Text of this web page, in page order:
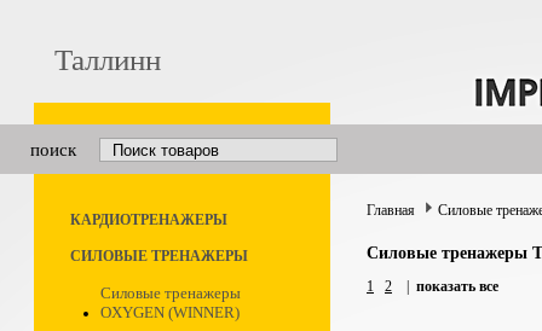
Таллинн
поиск
КАРДИОТРЕНАЖЕРЫ
СИЛОВЫЕ ТРЕНАЖЕРЫ
Силовые тренажеры
OXYGEN (WINNER)
Главная Силовые
Силовые тренажеры
1 2 показать все